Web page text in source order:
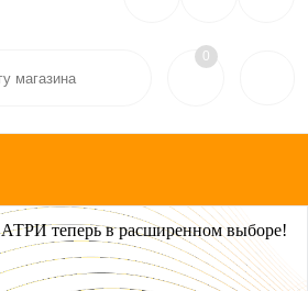
0
теперь в расширенном выборе!